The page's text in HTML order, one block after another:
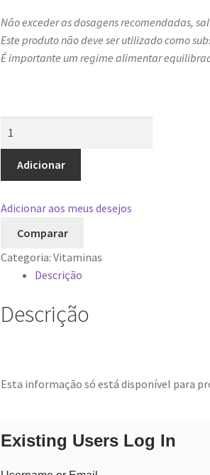
Não exceder as dosagens recomendadas,
Este produto não deve ser utilizado como
É importante um regime alimentar
GoldVit.
B12
Adicionar
Adicionar aos meus desejos
Comparar
Categoria:Vitaminas
Descrição
Descrição
Esta informação só está disponível para
Existing Users Log In